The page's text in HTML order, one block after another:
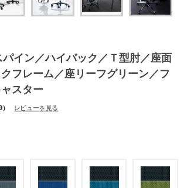
パイン／ハイバック／Ｔ型肘／座面
フレーム／座リーフグリーン／フ
スター
レビューを見る